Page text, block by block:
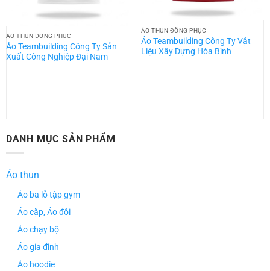
ÁO THUN ĐỒNG PHỤC
Áo Teambuilding Công Ty Sản
Xuất Công Nghiệp Đại Nam
ÁO THUN ĐỒNG PHỤC
Áo Teambuilding Công Ty Vật
Liệu Xây Dựng Hòa Bình
DANH MỤC SẢN PHẨM
Áo thun
Áo ba lỗ tập gym
Áo cặp, Áo đôi
Áo chạy bộ
Áo gia đình
Áo hoodie